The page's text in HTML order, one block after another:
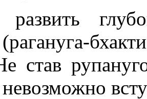
развить
рагануга-
став